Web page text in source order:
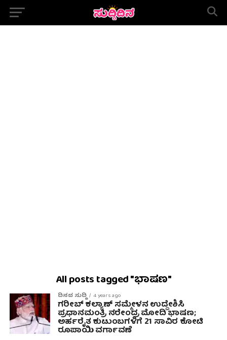
All posts tagged "ಭಾಷಣ"
ದಿನದ ಸುದ್ದಿ 4 years ago
ಗರೀಬ್ ಕಲ್ಯಾಣ್ ಸಮ್ಮೇಳನ ಉದ್ದೇಶಿಸಿ
ಪ್ರಧಾನಮಂತ್ರಿ ನರೇಂದ್ರ ಮೋದಿ ಭಾಷಣ;
ಅರ್ಹರೈತ ಕುಟುಂಬಗಳಿಗೆ 21 ಸಾವಿರ ಕೋಟಿ
ರೂಪಾಯಿ ವರ್ಗಾವಣೆ